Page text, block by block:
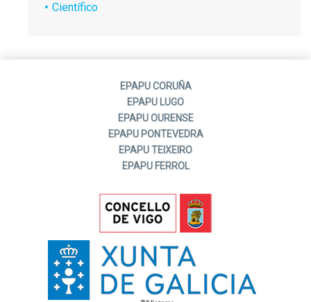
Científico
EPAPU CORUÑA
EPAPU LUGO
EPAPU OURENSE
EPAPU PONTEVEDRA
EPAPU TEIXEIRO
EPAPU FERROL